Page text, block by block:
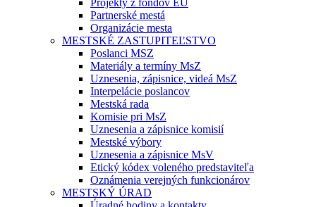
Projekty z fondov EU
Partnerské mestá
Organizácie mesta
MESTSKÉ ZASTUPITEĽSTVO
Poslanci MSZ
Materiály a termíny MsZ
Uznesenia, zápisnice, videá MsZ
Interpelácie poslancov
Mestská rada
Komisie pri MsZ
Uznesenia a zápisnice komisií
Mestské výbory
Uznesenia a zápisnice MsV
Etický kódex voleného predstaviteľa
Oznámenia verejných funkcionárov
MESTSKÝ ÚRAD